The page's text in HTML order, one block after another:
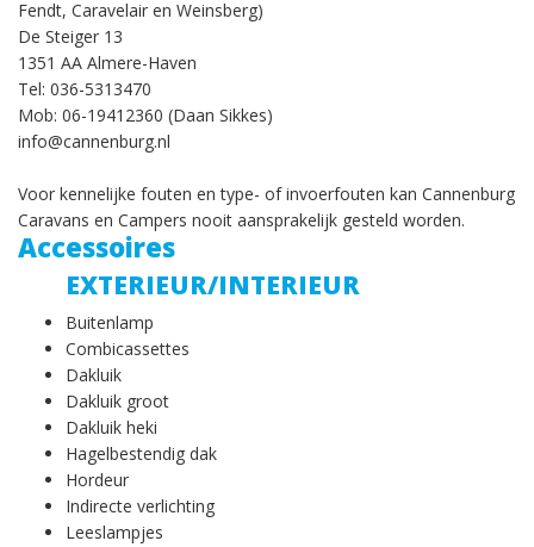
Fendt, Caravelair en Weinsberg)
De Steiger 13
1351 AA Almere-Haven
Tel: 036-5313470
Mob: 06-19412360 (Daan Sikkes)
info@cannenburg.nl
Voor kennelijke fouten en type- of invoerfouten kan Cannenburg
Caravans en Campers nooit aansprakelijk gesteld worden.
Accessoires
EXTERIEUR/INTERIEUR
Buitenlamp
Combicassettes
Dakluik
Dakluik groot
Dakluik heki
Hagelbestendig dak
Hordeur
Indirecte verlichting
Leeslampjes